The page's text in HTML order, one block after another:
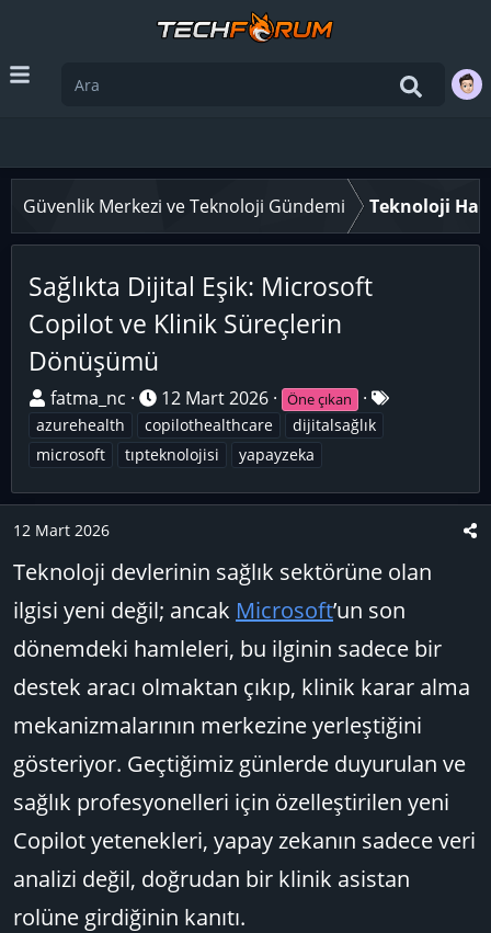
Güvenlik Merkezi ve Teknoloji Gündemi Teknoloji
Sağlıkta Dijital Eşik: Microsoft
Copilot ve Klinik Süreçlerin
Dönüşümü
K
o
n
y
u
a
ş
a
t
a
n
fatma_nc
B
a
ş
a
ı
ç
a
r
h
i
12 Mart 2026 Öne çıkan
E
e
e
r
azurehealth copilothealthcare
dijitalsağlık
microsoft
tıpteknolojisi yapayzeka
12 Mart 2026
Teknoloji devlerinin sağlık sektörüne olan
ilgisi yeni değil; ancak Microsoft’un son
dönemdeki hamleleri, bu ilginin sadece bir
destek aracı olmaktan çıkıp, klinik karar alma
mekanizmalarının merkezine yerleştiğini
gösteriyor. Geçtiğimiz günlerde duyurulan ve
sağlık profesyonelleri için özelleştirilen yeni
Copilot yetenekleri, yapay zekanın sadece veri
analizi değil, doğrudan bir klinik asistan
rolüne girdiğinin kanıtı.